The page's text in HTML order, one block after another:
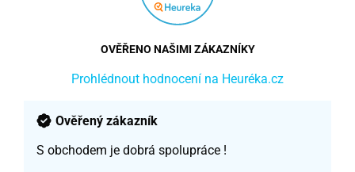
OVĚŘENO NAŠIMI ZÁKAZNÍKY
Prohlédnout hodnocení na Heuréka.cz
Ověřený zákazník
S obchodem je dobrá spolupráce !